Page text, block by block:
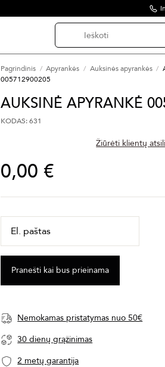
Pagrindinis Apyrankės Auksinės apyrankės
005712900205
AUKSINĖ APYRANKĖ
KODAS: 631
Žiūrėti klientų
0,00 €
Nemokamas pristatymas nuo 50€
30 dienų grąžinimas
2 metų garantija